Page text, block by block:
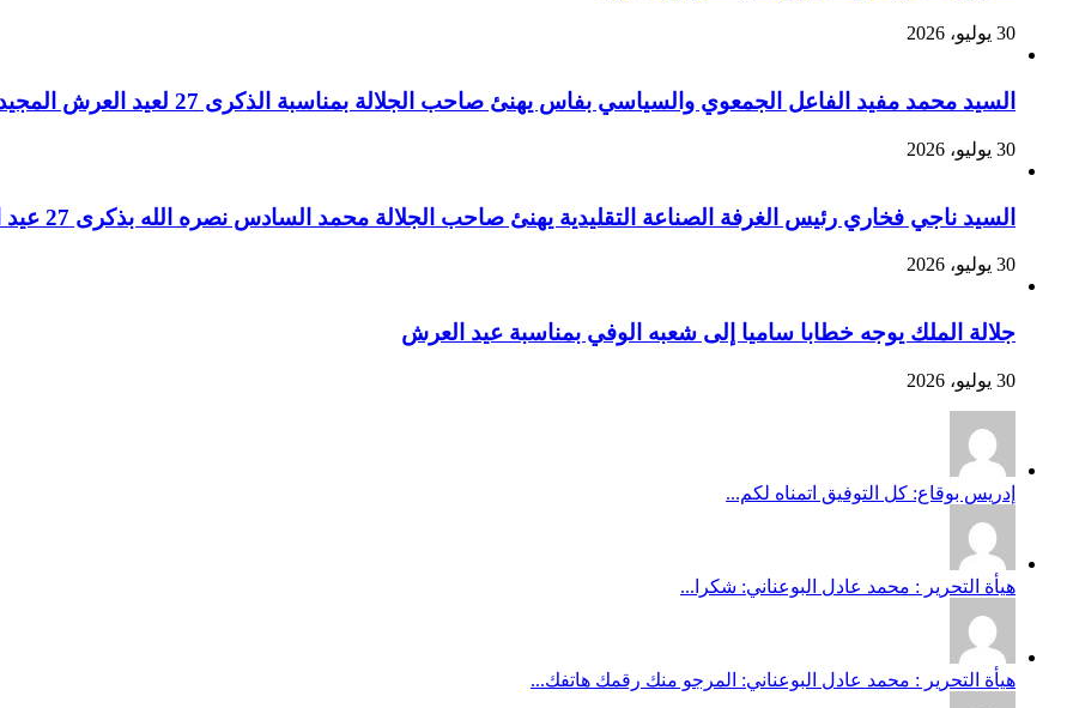
30 يوليو، 2026
السيد محمد مفيد الفاعل الجمعوي والسياسي بفاس يهنئ صاحب الجلالة بمناسبة الذكرى 27 لعيد العرش المجيد
30 يوليو، 2026
السيد ناجي فخاري رئيس الغرفة الصناعة التقليدية يهنئ صاحب الجلالة محمد السادس نصره الله بذكرى 27 عيد العرش المجيد
30 يوليو، 2026
جلالة الملك يوجه خطابا ساميا إلى شعبه الوفي بمناسبة عيد العرش
30 يوليو، 2026
إدريس بوقاع: كل التوفيق اتمناه لكم...
هيأة التحرير : محمد عادل البوعناني: شكرا...
هيأة التحرير : محمد عادل البوعناني: المرجو منك رقمك هاتفك...